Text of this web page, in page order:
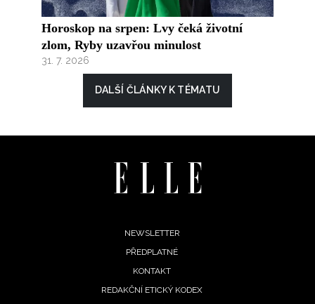
Horoskop na srpen: Lvy čeká životní
zlom, Ryby uzavřou minulost
31. 7. 2026
DALŠÍ ČLÁNKY K TÉMATU
NEWSLETTER
PŘEDPLATNÉ
KONTAKT
REDAKČNÍ ETICKÝ KODEX